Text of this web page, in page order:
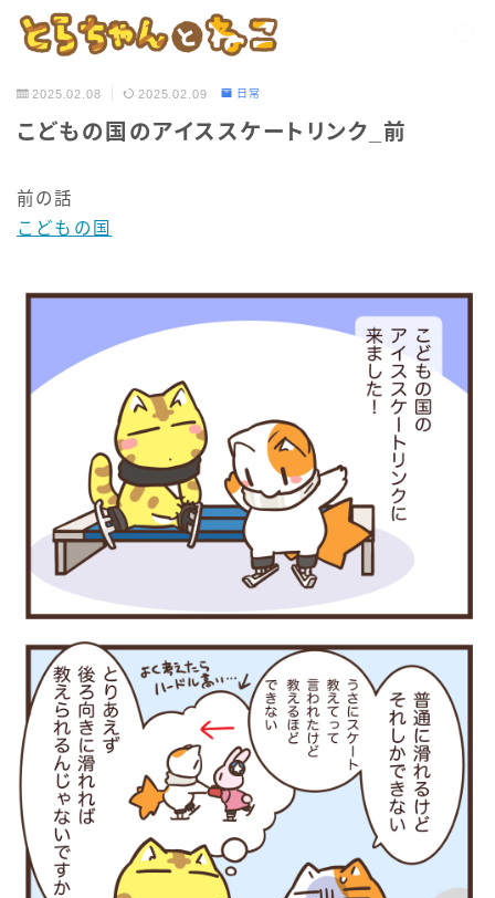
2025.02.08 2025.02.09 日常
こどもの国のアイススケートリンク_前
前の話
こどもの国